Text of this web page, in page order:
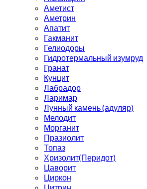
Аметист
Аметрин
Апатит
Гакманит
Гелиодоры
Гидротермальный изумруд
Гранат
Кунцит
Лабрадор
Ларимар
Лунный камень (адуляр)
Мелодит
Морганит
Празиолит
Топаз
Хризолит(Перидот)
Цаворит
Циркон